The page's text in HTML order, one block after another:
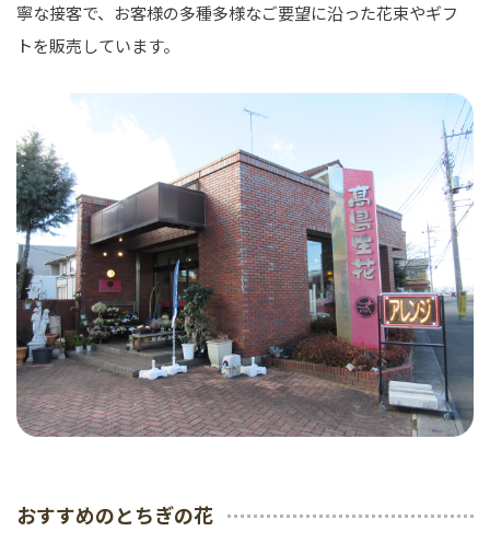
寧な接客で、お客様の多種多様なご要望に沿った花束やギフ
トを販売しています。
おすすめのとちぎの花